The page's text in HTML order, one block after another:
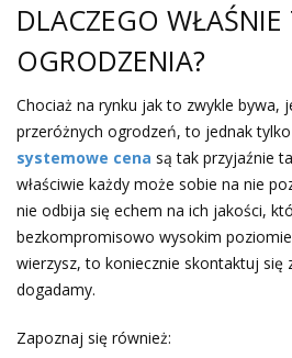
DLACZEGO
OGRODZENIA?
Chociaż na rynku jak to zwykle bywa,
przeróżnych ogrodzeń, to jednak
systemowe cena są tak przyjaźnie
właściwie każdy może sobie na nie
nie odbija się echem na ich jakości,
bezkompromisowo wysokim
wierzysz, to koniecznie skontaktuj się
dogadamy.
Zapoznaj się również: